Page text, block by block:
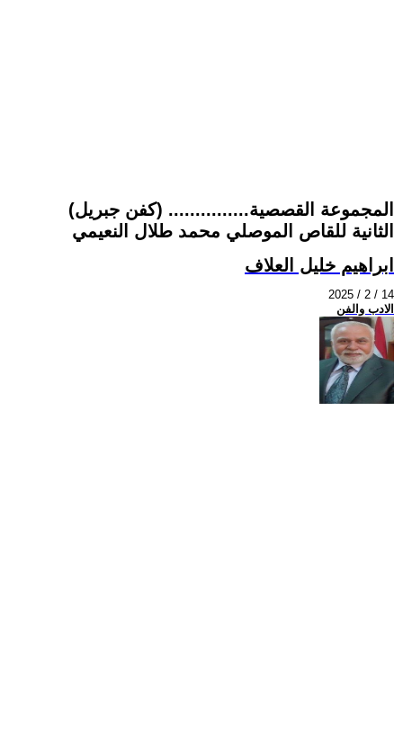
(كفن جبريل) ...............المجموعة القصصية
الثانية للقاص الموصلي محمد طلال النعيمي
ابراهيم خليل العلاف
2025 / 2 / 14
الادب والفن